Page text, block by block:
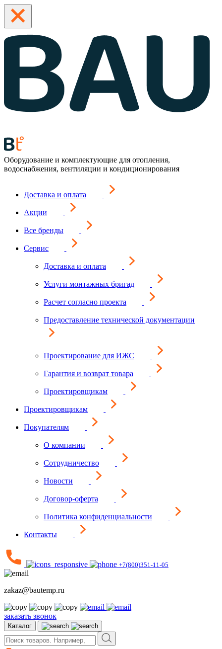
Оборудование и комплектующие для отопления,
водоснабжения, вентиляции и кондиционирования
Доставка и оплата
Акции
Все бренды
Сервис
Доставка и оплата
Услуги монтажных бригад
Расчет согласно проекта
Предоставление технической документации
Проектирование для ИЖС
Гарантия и возврат товара
Проектировщикам
Проектировщикам
Покупателям
О компании
Сотрудничество
Новости
Договор-оферта
Политика конфиденциальности
Контакты
+7(800)351-11-05
zakaz@bautemp.ru
заказать звонок
Каталог